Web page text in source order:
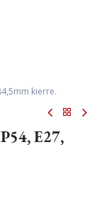
kierre.
E27,